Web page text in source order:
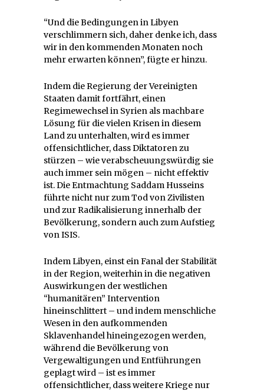
“Und die Bedingungen in Libyen
verschlimmern sich, daher denke ich, dass
wir in den kommenden Monaten noch
mehr erwarten können”, fügte er hinzu.
Indem die Regierung der Vereinigten
Staaten damit fortfährt, einen
Regimewechsel in Syrien als machbare
Lösung für die vielen Krisen in diesem
Land zu unterhalten, wird es immer
offensichtlicher, dass Diktatoren zu
stürzen – wie verabscheuungswürdig sie
auch immer sein mögen – nicht effektiv
ist. Die Entmachtung Saddam Husseins
führte nicht nur zum Tod von Zivilisten
und zur Radikalisierung innerhalb der
Bevölkerung, sondern auch zum Aufstieg
von ISIS.
Indem Libyen, einst ein Fanal der Stabilität
in der Region, weiterhin in die negativen
Auswirkungen der westlichen
“humanitären” Intervention
hineinschlittert – und indem menschliche
Wesen in den aufkommenden
Sklavenhandel hineingezogen werden,
während die Bevölkerung von
Vergewaltigungen und Entführungen
geplagt wird – ist es immer
offensichtlicher, dass weitere Kriege nur